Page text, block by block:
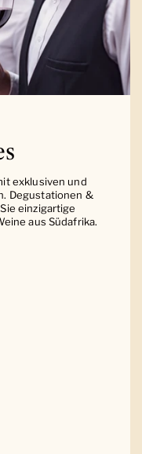
exklusiven und
Degustationen &
einzigartige
aus Südafrika.